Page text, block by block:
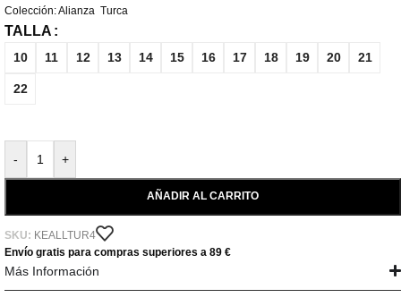
Colección: Alianza Turca
TALLA
10 11 12 13 14 15 16 17 18 19 20 21
22
- +
AÑADIR AL CARRITO
SKU: KEALLTUR4
Envío gratis para compras superiores a 89 €
Más Información